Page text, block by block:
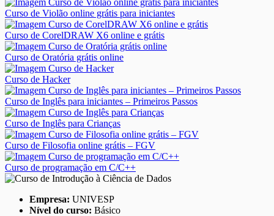
Curso de Violão online grátis para iniciantes
Curso de CorelDRAW X6 online e grátis
Curso de Oratória grátis online
Curso de Hacker
Curso de Inglês para iniciantes – Primeiros Passos
Curso de Inglês para Crianças
Curso de Filosofia online grátis – FGV
Curso de programação em C/C++
Empresa: UNIVESP
Nível do curso: Básico